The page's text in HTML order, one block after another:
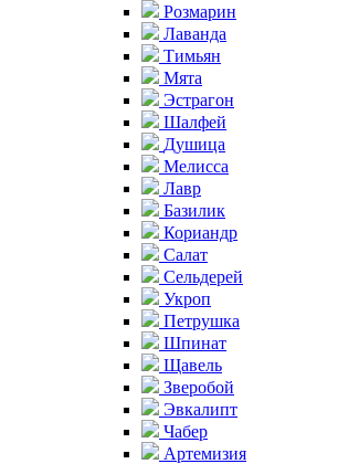
Розмарин
Лаванда
Тимьян
Мята
Эстрагон
Шалфей
Душица
Мелисса
Лавр
Базилик
Кориандр
Салат
Сельдерей
Укроп
Петрушка
Шпинат
Щавель
Зверобой
Эвкалипт
Чабер
Артемизия